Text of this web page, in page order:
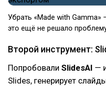
Убрать «Made with
это ещё не решало
Второй инструмент:
Попробовали SlidesAI —
Slides, генерирует